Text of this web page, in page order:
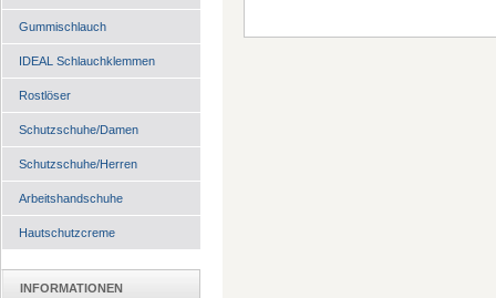
Gummischlauch
IDEAL Schlauchklemmen
Rostlöser
Schutzschuhe/Damen
Schutzschuhe/Herren
Arbeitshandschuhe
Hautschutzcreme
INFORMATIONEN